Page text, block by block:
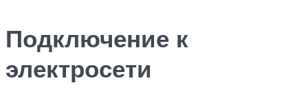
Подключение к
электросети